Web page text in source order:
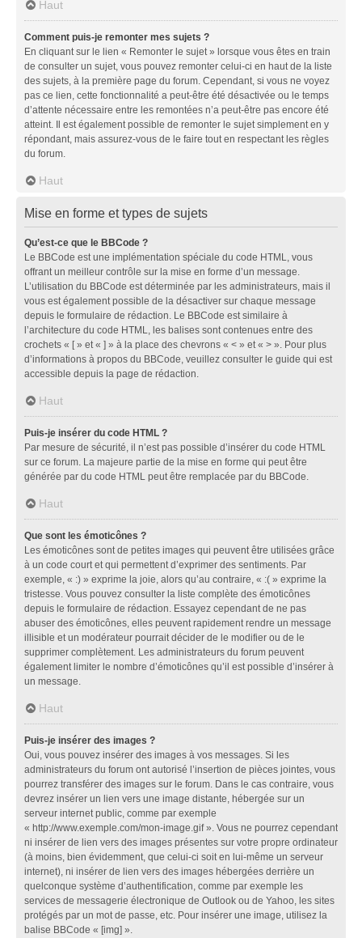
Haut
Comment puis-je remonter mes sujets ?
En cliquant sur le lien « Remonter le sujet » lorsque vous êtes en train
de consulter un sujet, vous pouvez remonter celui-ci en haut de la liste
des sujets, à la première page du forum. Cependant, si vous ne voyez
pas ce lien, cette fonctionnalité a peut-être été désactivée ou le temps
d’attente nécessaire entre les remontées n’a peut-être pas encore été
atteint. Il est également possible de remonter le sujet simplement en y
répondant, mais assurez-vous de le faire tout en respectant les règles
du forum.
Haut
Mise en forme et types de sujets
Qu’est-ce que le BBCode ?
Le BBCode est une implémentation spéciale du code HTML, vous
offrant un meilleur contrôle sur la mise en forme d’un message.
L’utilisation du BBCode est déterminée par les administrateurs, mais il
vous est également possible de la désactiver sur chaque message
depuis le formulaire de rédaction. Le BBCode est similaire à
l’architecture du code HTML, les balises sont contenues entre des
crochets « [ » et « ] » à la place des chevrons « < » et « > ». Pour plus
d’informations à propos du BBCode, veuillez consulter le guide qui est
accessible depuis la page de rédaction.
Haut
Puis-je insérer du code HTML ?
Par mesure de sécurité, il n’est pas possible d’insérer du code HTML
sur ce forum. La majeure partie de la mise en forme qui peut être
générée par du code HTML peut être remplacée par du BBCode.
Haut
Que sont les émoticônes ?
Les émoticônes sont de petites images qui peuvent être utilisées grâce
à un code court et qui permettent d’exprimer des sentiments. Par
exemple, « :) » exprime la joie, alors qu’au contraire, « :( » exprime la
tristesse. Vous pouvez consulter la liste complète des émoticônes
depuis le formulaire de rédaction. Essayez cependant de ne pas
abuser des émoticônes, elles peuvent rapidement rendre un message
illisible et un modérateur pourrait décider de le modifier ou de le
supprimer complètement. Les administrateurs du forum peuvent
également limiter le nombre d’émoticônes qu’il est possible d’insérer à
un message.
Haut
Puis-je insérer des images ?
Oui, vous pouvez insérer des images à vos messages. Si les
administrateurs du forum ont autorisé l’insertion de pièces jointes, vous
pourrez transférer des images sur le forum. Dans le cas contraire, vous
devrez insérer un lien vers une image distante, hébergée sur un
serveur internet public, comme par exemple
« http://www.exemple.com/mon-image.gif ». Vous ne pourrez cependant
ni insérer de lien vers des images présentes sur votre propre ordinateur
(à moins, bien évidemment, que celui-ci soit en lui-même un serveur
internet), ni insérer de lien vers des images hébergées derrière un
quelconque système d’authentification, comme par exemple les
services de messagerie électronique de Outlook ou de Yahoo, les sites
protégés par un mot de passe, etc. Pour insérer une image, utilisez la
balise BBCode « [img] ».